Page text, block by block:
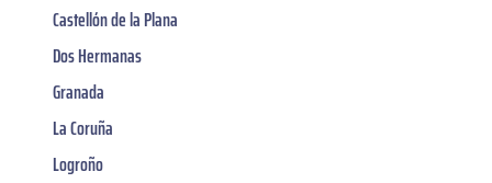
Castellón de la Plana
Dos Hermanas
Granada
La Coruña
Logroño